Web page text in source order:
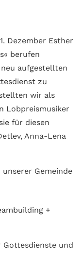
Dezem­ber Esther
berufen
aufgestellten
zu
wir als
Lob­preis­musiker
für diesen
Anna-Lena
Gemeinde
+
Gottes­dienste und